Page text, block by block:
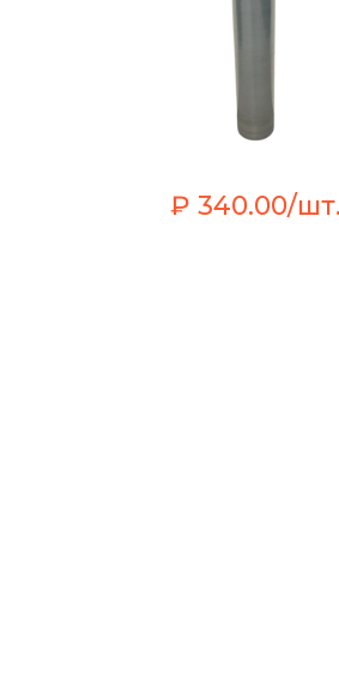
₽ 340.00/шт.